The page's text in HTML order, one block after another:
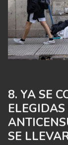
YA SE
SE